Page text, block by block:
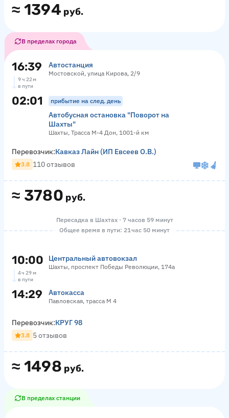
≈ 1394 руб.
В пределах города
16:39 Автостанция
Мостовской, улица Кирова, 2/9
9 ч 22 м
в пути
02:01 прибытие на след. день
Автобусная остановка "Поворот на
Шахты"
Шахты, Трасса М-4 Дон, 1001-й км
≈ 3780 руб.
Перевозчик:Кавказ Лайн (ИП Евсеев О.В.)
3.8 110 отзывов
Пересадка в Шахтах · 7 часов 59 минут
Общее время в пути: 21 час 50 минут
10:00 Центральный автовокзал
Шахты, проспект Победы Революции, 174а
4 ч 29 м
в пути
14:29 Автокасса
Павловская, трасса М 4
≈ 1498 руб.
Перевозчик:КРУГ 98
3.8 5 отзывов
В пределах станции